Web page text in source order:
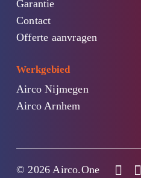
Garantie
Contact
Offerte aanvragen
Werkgebied
Airco Nijmegen
Airco Arnhem
© 2026 Airco.One